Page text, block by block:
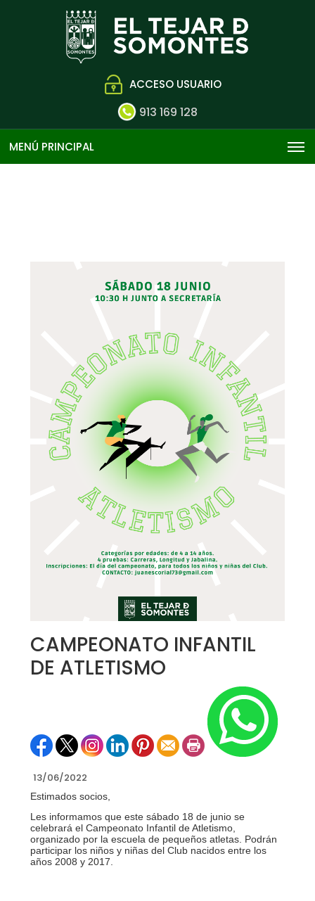
ACCESO USUARIO
913 169 128
MENÚ PRINCIPAL
CAMPEONATO INFANTIL
DE ATLETISMO
13/06/2022
Estimados socios,
Les informamos que este sábado 18 de junio se
celebrará el Campeonato Infantil de Atletismo,
organizado por la escuela de pequeños atletas. Podrán
participar los niños y niñas del Club nacidos entre los
años 2008 y 2017.